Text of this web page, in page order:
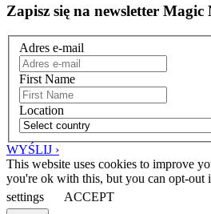
Zapisz się na newsletter Magic
Adres e-mail
First Name
Location
WYŚLIJ ›
This website uses cookies to improve
you're ok with this, but you can opt-out
settings
ACCEPT